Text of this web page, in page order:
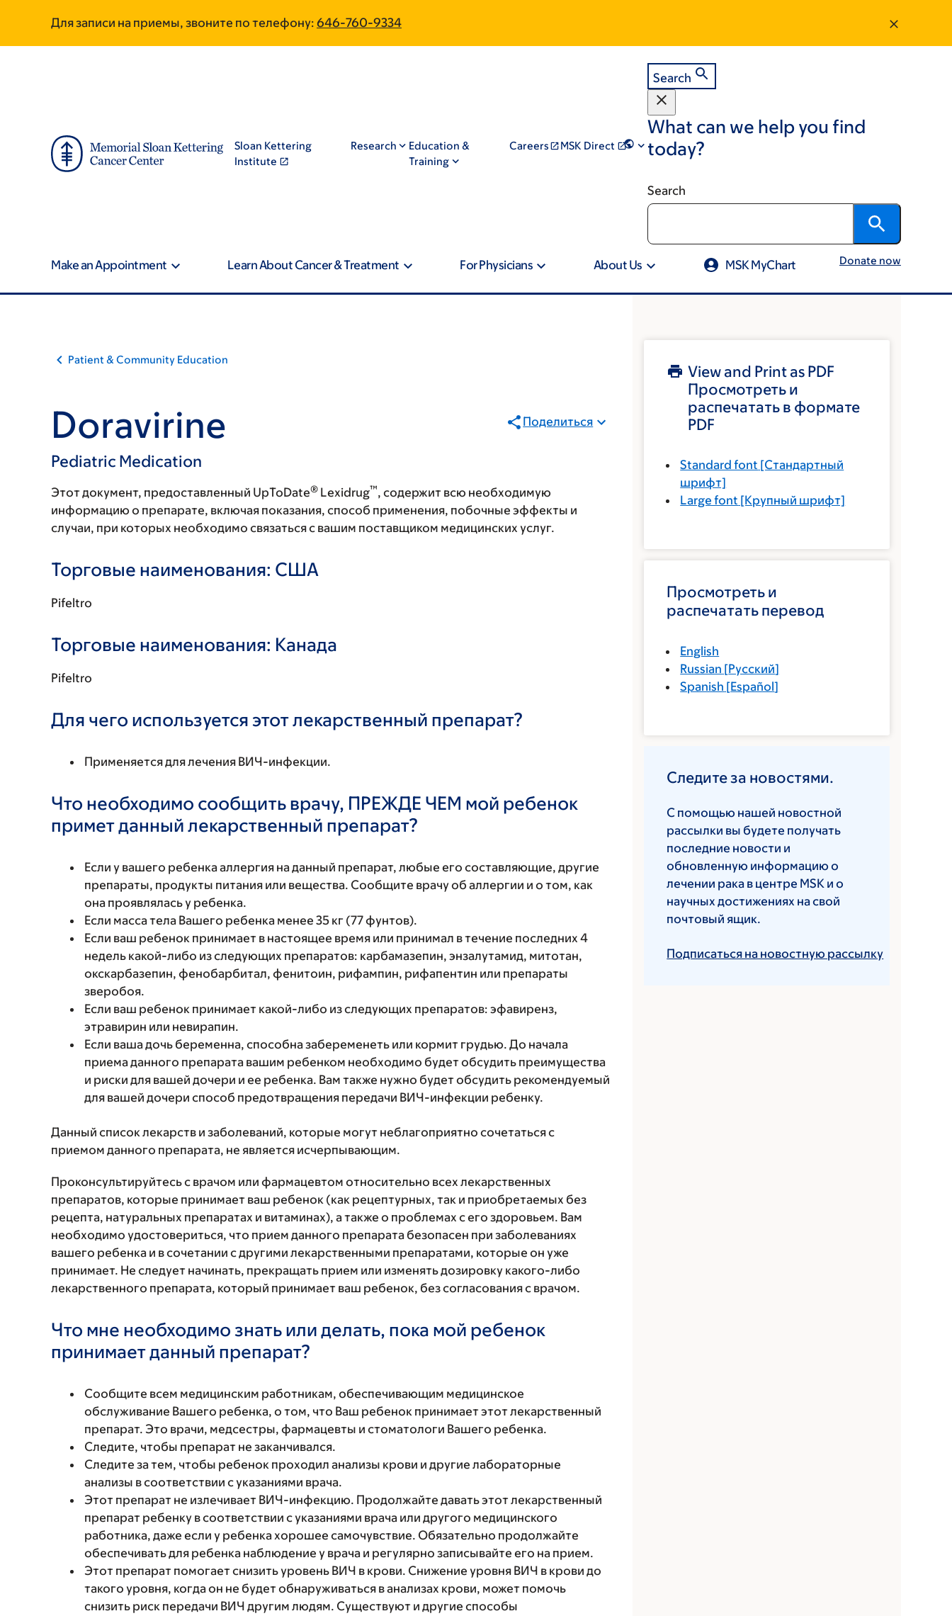
main
footer
Для записи на приемы, звоните по телефону: 646-760-9334
Sloan Kettering
Institute
Research
Education &
Training
Careers MSK Direct
Search
What can we help you find
today?
Search
Make an Appointment Learn About Cancer & Treatment For Physicians About Us MSK MyChart Donate now
Patient & Community Education
Doravirine
Pediatric Medication
Поделиться
Этот документ, предоставленный UpToDate® Lexidrug™, содержит всю необходимую
информацию о препарате, включая показания, способ применения, побочные эффекты и
случаи, при которых необходимо связаться с вашим поставщиком медицинских услуг.
Торговые наименования: США
Pifeltro
Торговые наименования: Канада
Pifeltro
Для чего используется этот лекарственный препарат?
Применяется для лечения ВИЧ-инфекции.
Что необходимо сообщить врачу, ПРЕЖДЕ ЧЕМ мой ребенок
примет данный лекарственный препарат?
Если у вашего ребенка аллергия на данный препарат, любые его составляющие, другие
препараты, продукты питания или вещества. Сообщите врачу об аллергии и о том, как
она проявлялась у ребенка.
Если масса тела Вашего ребенка менее 35 кг (77 фунтов).
Если ваш ребенок принимает в настоящее время или принимал в течение последних 4
недель какой-либо из следующих препаратов: карбамазепин, энзалутамид, митотан,
окскарбазепин, фенобарбитал, фенитоин, рифампин, рифапентин или препараты
зверобоя.
Если ваш ребенок принимает какой-либо из следующих препаратов: эфавиренз,
этравирин или невирапин.
Если ваша дочь беременна, способна забеременеть или кормит грудью. До начала
приема данного препарата вашим ребенком необходимо будет обсудить преимущества
и риски для вашей дочери и ее ребенка. Вам также нужно будет обсудить рекомендуемый
для вашей дочери способ предотвращения передачи ВИЧ-инфекции ребенку.
Данный список лекарств и заболеваний, которые могут неблагоприятно сочетаться с
приемом данного препарата, не является исчерпывающим.
Проконсультируйтесь с врачом или фармацевтом относительно всех лекарственных
препаратов, которые принимает ваш ребенок (как рецептурных, так и приобретаемых без
рецепта, натуральных препаратах и витаминах), а также о проблемах с его здоровьем. Вам
необходимо удостовериться, что прием данного препарата безопасен при заболеваниях
вашего ребенка и в сочетании с другими лекарственными препаратами, которые он уже
принимает. Не следует начинать, прекращать прием или изменять дозировку какого-либо
лекарственного препарата, который принимает ваш ребенок, без согласования с врачом.
Что мне необходимо знать или делать, пока мой ребенок
принимает данный препарат?
Сообщите всем медицинским работникам, обеспечивающим медицинское
обслуживание Вашего ребенка, о том, что Ваш ребенок принимает этот лекарственный
препарат. Это врачи, медсестры, фармацевты и стоматологи Вашего ребенка.
Следите, чтобы препарат не заканчивался.
Следите за тем, чтобы ребенок проходил анализы крови и другие лабораторные
анализы в соответствии с указаниями врача.
Этот препарат не излечивает ВИЧ-инфекцию. Продолжайте давать этот лекарственный
препарат ребенку в соответствии с указаниями врача или другого медицинского
работника, даже если у ребенка хорошее самочувствие. Обязательно продолжайте
обеспечивать для ребенка наблюдение у врача и регулярно записывайте его на прием.
Этот препарат помогает снизить уровень ВИЧ в крови. Снижение уровня ВИЧ в крови до
такого уровня, когда он не будет обнаруживаться в анализах крови, может помочь
снизить риск передачи ВИЧ другим людям. Существуют и другие способы
View and Print as PDF
Просмотреть и
распечатать в формате
PDF
Standard font [Стандартный
шрифт]
Large font [Крупный шрифт]
Просмотреть и
распечатать перевод
English
Russian [Русский]
Spanish [Español]
Следите за новостями.
С помощью нашей новостной
рассылки вы будете получать
последние новости и
обновленную информацию о
лечении рака в центре MSK и о
научных достижениях на свой
почтовый ящик.
Подписаться на новостную рассылку